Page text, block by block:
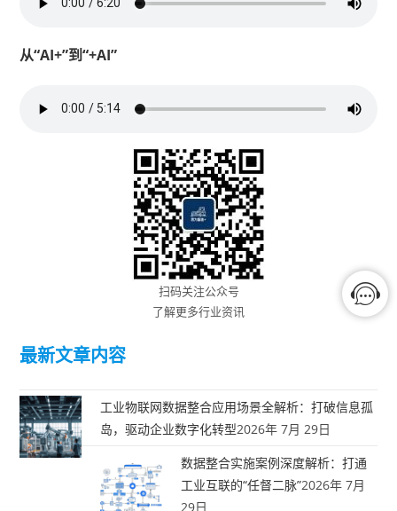
从“AI+”到“+AI”
扫码关注公众号
了解更多行业资讯
最新文章内容
工业物联网数据整合应用场景全解析：打破信息孤
岛，驱动企业数字化转型2026年 7月 29日
数据整合实施案例深度解析：打通
工业互联的“任督二脉”2026年 7月
29日